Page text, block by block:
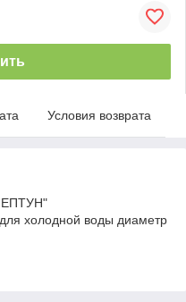
Условия возврата
холодной воды диаметр